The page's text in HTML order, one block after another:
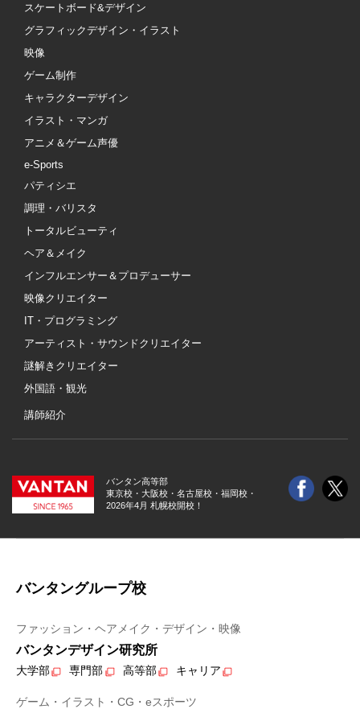
スケートボード&デザイン
グラフィックデザイン・イラスト
映像
ゲーム制作
キャラクターデザイン
イラスト・マンガ
アニメ＆ゲーム声優
e-Sports
パティシエ
調理・バリスタ
トータルビューティ
ヘア＆メイク
インフルエンサー＆プロデューサー
映像クリエイター
IT・プログラミング
アーティスト・サウンドクリエイター
謎解きクリエイター
外国語・観光
講師紹介
バンタン高等部
東京校・大阪校・ 名古屋校・福岡校・
2026年4月 札幌校開校！
バンタングループ校
ファッション・ヘアメイク・デザイン・映像
バンタンデザイン研究所
大学部 専門部 高等部 キャリア
ゲーム・イラスト・CG・eスポーツ